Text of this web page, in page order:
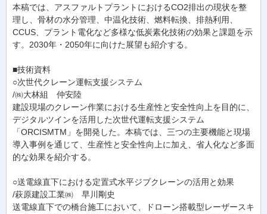
本稿では、アスファルトプラントにおけるCO2排出の現状を整
理し、骨材の水分管理、中温化技術、燃料転換、排熱利用、
CCUS、プラント電化など多様な低炭素化技術の効果と課題を示
す。2030年・2050年に向けた展望も紹介する。
■技術資料
○次世代クレーン運転支援システム
/㈱大林組 仲安陸
建設現場のクレーン作業における生産性と安全性向上を目的に、
デジタルツインを活用した次世代運転支援システム
「ORCISMTM」を開発した。本稿では、三つの主要機能と現場
導入事例を通じて、生産性と安全性向上に加え、省人化など多面
的な効果を紹介する。
○送電線直下における定置式水平ジブクレーンの活用と効果
/萩原建設工業㈱ 早川剛史
送電線直下での橋台施工において、ドローン搭載型レーザースキ